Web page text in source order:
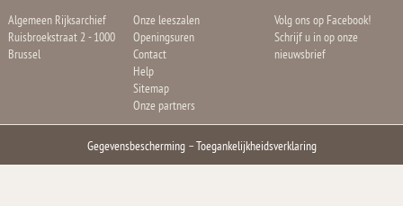
Algemeen Rijksarchief
Ruisbroekstraat 2 - 1000
Brussel
Onze leeszalen
Openingsuren
Contact
Help
Sitemap
Onze partners
Volg ons op Facebook!
Schrijf u in op onze
nieuwsbrief
Gegevensbescherming–Toegankelijkheidsverklaring